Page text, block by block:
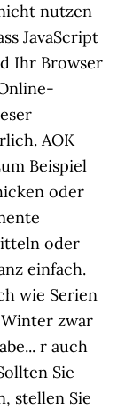
nutzen
JavaScript
Ihr Browser
AOK
Beispiel
oder
oder
einfach.
wie Serien
zwar
r auch
Sie
stellen Sie